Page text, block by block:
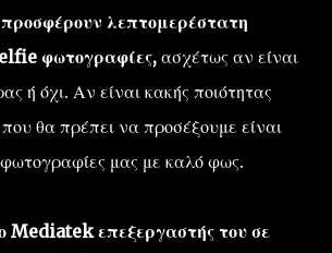
λεπτομερέστατη
φωτογραφίες, ασχέτως αν είναι
ή όχι. Αν είναι κακής ποιότητας
θα πρέπει να προσέξουμε είναι
μας με καλό φως.
επεξεργαστής του σε